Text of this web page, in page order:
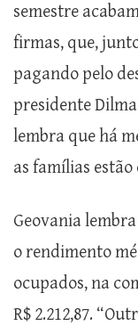
semestre
firmas, que,
pagando pelo
presidente
lembra que há
as famílias
Geovania
o rendimento
ocupados, na
R$ 2.212,87.